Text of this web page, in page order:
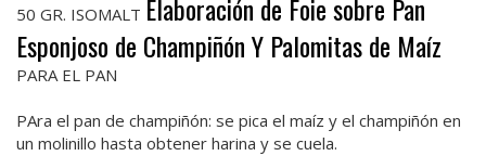
50 GR. ISOMALT Elaboración de Foie sobre Pan
Esponjoso de Champiñón Y Palomitas de Maíz
PARA EL PAN
PAra el pan de champiñón: se pica el maíz y el champiñón en
un molinillo hasta obtener harina y se cuela.